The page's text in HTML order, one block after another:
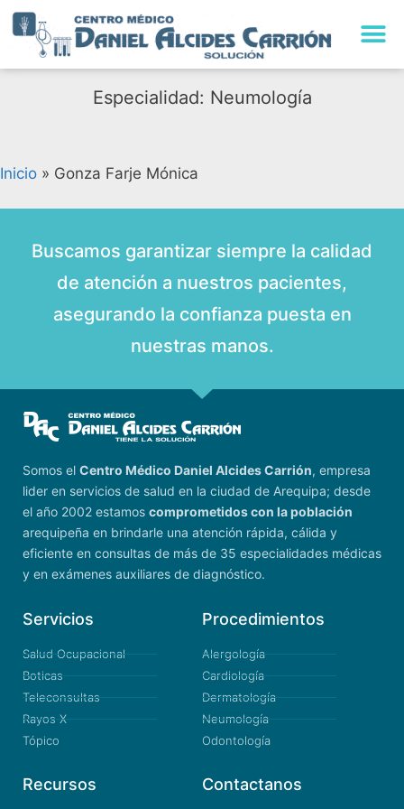
Especialidad: Neumología
Inicio » Gonza Farje Mónica
Buscamos garantizar siempre la calidad
de atención a nuestros pacientes,
asegurando la confianza puesta en
nuestras manos.
Somos el Centro Médico Daniel Alcides Carrión, empresa
lider en servicios de salud en la ciudad de Arequipa; desde
el año 2002 estamos comprometidos con la población
arequipeña en brindarle una atención rápida, cálida y
eficiente en consultas de más de 35 especialidades médicas
y en exámenes auxiliares de diagnóstico.
Servicios
Salud Ocupacional
Boticas
Teleconsultas
Rayos X
Tópico
Procedimientos
Alergología
Cardiología
Dermatología
Neumología
Odontología
Recursos Contactanos